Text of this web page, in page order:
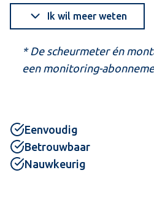
Ik wil meer weten
* De scheurmeter én
een monitoring-
Eenvoudig
Betrouwbaar
Nauwkeurig